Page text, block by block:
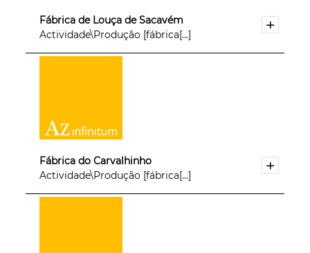
Fábrica de Louça de Sacavém
Actividade\Produção [fábrica[...]
Fábrica do Carvalhinho
Actividade\Produção [fábrica[...]